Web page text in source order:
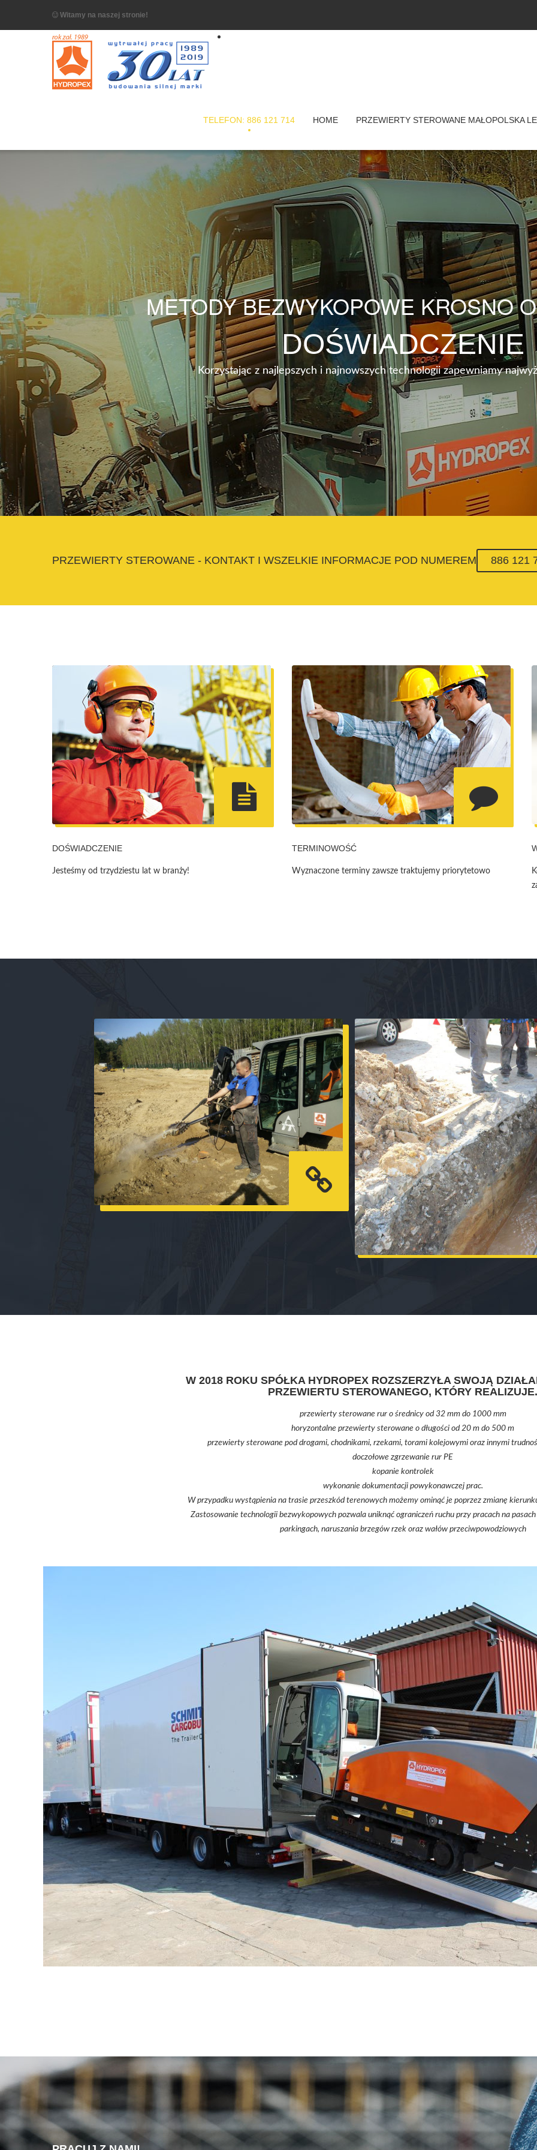
Witamy na naszej stronie!
TELEFON: 886 121 714 HOME PRZEWIERTY STEROWANE MAŁOPOLSKA
METODY BEZWYKOPOWE KROSNO
DOŚWIADCZENIE
Korzystając z najlepszych i najnowszych technologii zapewniamy
PRZEWIERTY STEROWANE - KONTAKT I WSZELKIE INFORMACJE POD NUMEREM 886 121
DOŚWIADCZENIE
Jesteśmy od trzydziestu lat w branży!
TERMINOWOŚĆ
Wyznaczone terminy zawsze traktujemy priorytetowo
W 2018 ROKU SPÓŁKA HYDROPEX ROZSZERZYŁA SWOJĄ
PRZEWIERTU STEROWANEGO, KTÓRY REALIZUJE.
przewierty sterowane rur o średnicy od 32 mm do 1000 mm
horyzontalne przewierty sterowane o długości od 20 m do 500 m
przewierty sterowane pod drogami, chodnikami, rzekami, torami kolejowymi oraz innymi
doczołowe zgrzewanie rur PE
kopanie kontrolek
wykonanie dokumentacji powykonawczej prac.
W przypadku wystąpienia na trasie przeszkód terenowych możemy ominąć je poprzez zmianę
Zastosowanie technologii bezwykopowych pozwala uniknąć ograniczeń ruchu przy pracach na
parkingach, naruszania brzegów rzek oraz wałów przeciwpowodziowych